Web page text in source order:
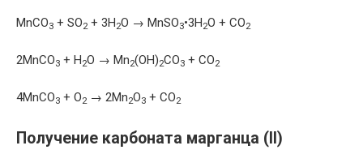
MnCO3 + SO2 + 3H2O → MnSO3•3H2O + CO2
2MnCO3 + H2O → Mn2(OH)2CO3 + CO2
4MnCO3 + O2 → 2Mn2O3 + CO2
Получение карбоната марганца (II)